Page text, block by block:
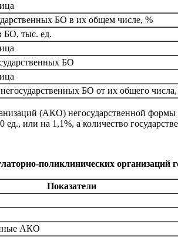
БО в их общем числе, %
БО, тыс. ед.
БО
БО от их общего
(АКО) негосударственной формы
или на 1,1%, а количество
поликлинических организаций
Показатели
АКО